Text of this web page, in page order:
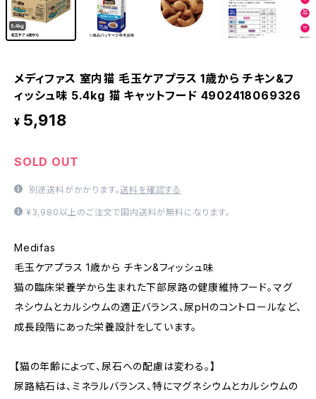
メディファス 室内猫 毛玉ケアプラス 1歳から チキン&フ
ィッシュ味 5.4kg 猫 キャットフード 4902418069326
¥ 5,918
SOLD OUT
別途送料がかかります。送料を確認する
¥3,980以上のご注文で国内送料が無料になります。
Medifas
毛玉ケアプラス 1歳から チキン&フィッシュ味
猫の臨床栄養学から生まれた下部尿路の健康維持フード。マグ
ネシウムとカルシウムの適正バランス、尿pHのコントロールなど、
成長段階にあった栄養設計をしています。
【猫の年齢によって、尿石への配慮は変わる。】
尿路結石は、ミネラルバランス、特にマグネシウムとカルシウムの